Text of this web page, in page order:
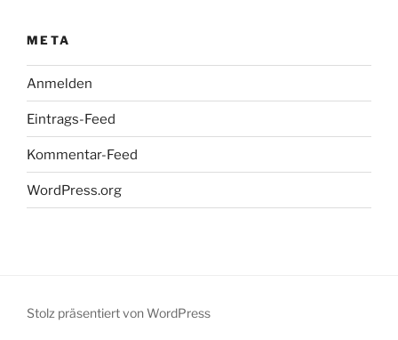
META
Anmelden
Eintrags-Feed
Kommentar-Feed
WordPress.org
Stolz präsentiert von WordPress